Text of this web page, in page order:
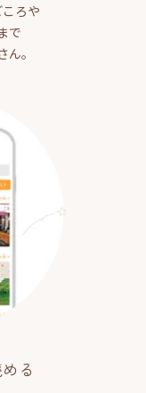
ろや
で
。
る